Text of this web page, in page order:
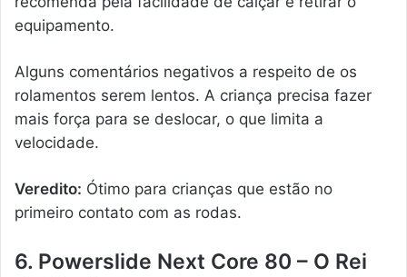
equipamento.
Alguns comentários negativos a respeito de os
rolamentos serem lentos. A criança precisa fazer
mais força para se deslocar, o que limita a
velocidade.
Veredito: Ótimo para crianças que estão no
primeiro contato com as rodas.
6. Powerslide Next Core 80 – O Rei